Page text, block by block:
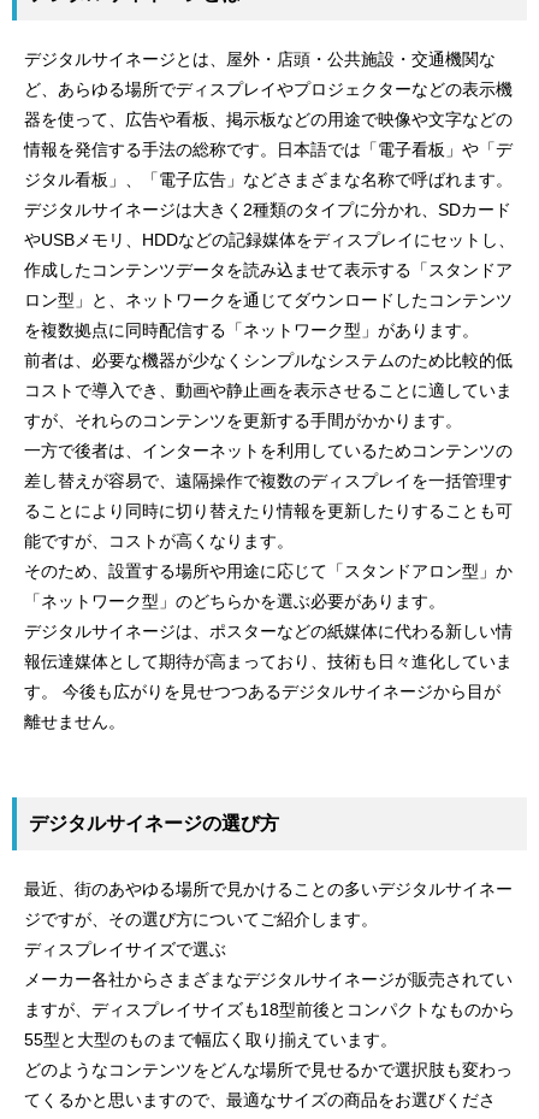
デジタルサイネージとは、屋外・店頭・公共施設・交通機関な
ど、あらゆる場所でディスプレイやプロジェクターなどの表示機
器を使って、広告や看板、掲示板などの用途で映像や文字などの
情報を発信する手法の総称です。日本語では「電子看板」や「デ
ジタル看板」、「電子広告」などさまざまな名称で呼ばれます。
デジタルサイネージは大きく2種類のタイプに分かれ、SDカード
やUSBメモリ、HDDなどの記録媒体をディスプレイにセットし、
作成したコンテンツデータを読み込ませて表示する「スタンドア
ロン型」と、ネットワークを通じてダウンロードしたコンテンツ
を複数拠点に同時配信する「ネットワーク型」があります。
前者は、必要な機器が少なくシンプルなシステムのため比較的低
コストで導入でき、動画や静止画を表示させることに適していま
すが、それらのコンテンツを更新する手間がかかります。
一方で後者は、インターネットを利用しているためコンテンツの
差し替えが容易で、遠隔操作で複数のディスプレイを一括管理す
ることにより同時に切り替えたり情報を更新したりすることも可
能ですが、コストが高くなります。
そのため、設置する場所や用途に応じて「スタンドアロン型」か
「ネットワーク型」のどちらかを選ぶ必要があります。
デジタルサイネージは、ポスターなどの紙媒体に代わる新しい情
報伝達媒体として期待が高まっており、技術も日々進化していま
す。 今後も広がりを見せつつあるデジタルサイネージから目が
離せません。
デジタルサイネージの選び方
最近、街のあやゆる場所で見かけることの多いデジタルサイネー
ジですが、その選び方についてご紹介します。
ディスプレイサイズで選ぶ
メーカー各社からさまざまなデジタルサイネージが販売されてい
ますが、ディスプレイサイズも18型前後とコンパクトなものから
55型と大型のものまで幅広く取り揃えています。
どのようなコンテンツをどんな場所で見せるかで選択肢も変わっ
てくるかと思いますので、最適なサイズの商品をお選びくださ